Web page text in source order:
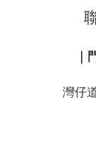
灣仔